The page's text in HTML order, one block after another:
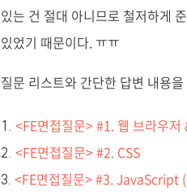
있는 건 절대 아니므로 철저하게
있었기 때문이다. ㅠㅠ
질문 리스트와 간단한 답변 내용
<FE면접질문> #1. 웹 브라우
<FE면접질문> #2. CSS
<FE면접질문> #3. JavaScript